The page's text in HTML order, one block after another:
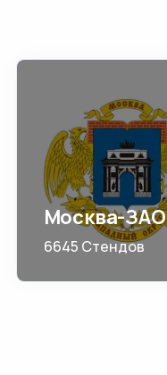
Москва-ЗАО
6645 Стендов